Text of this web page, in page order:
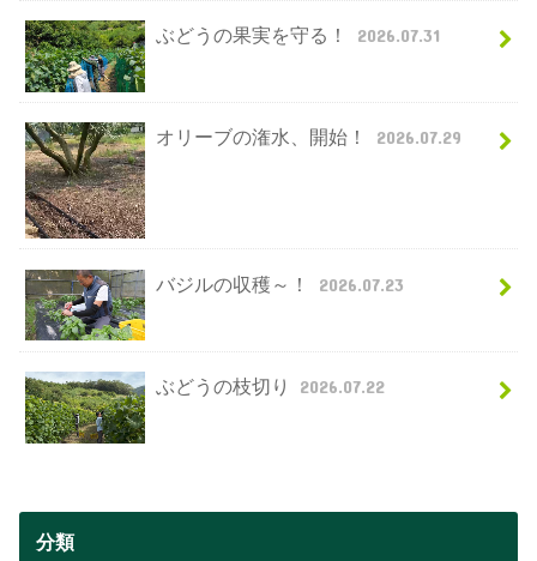
ぶどうの果実を守る！ 2026.07.31
オリーブの潅水、開始！ 2026.07.29
バジルの収穫～！ 2026.07.23
ぶどうの枝切り 2026.07.22
分類